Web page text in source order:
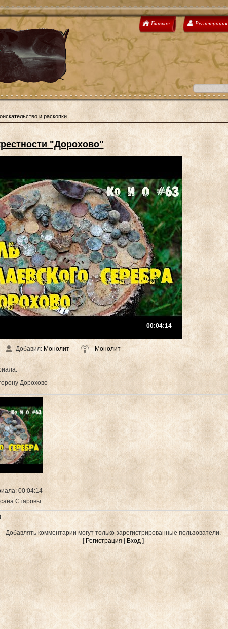
Главная Регистрация
и раскопки
"Дорохово"
00:04:14
Добавил: Монолит Монолит
:
Дорохово
: 00:04:14
Старовы
Добавлять комментарии могут только зарегистрированные пользователи.
[ Регистрация| Вход ]